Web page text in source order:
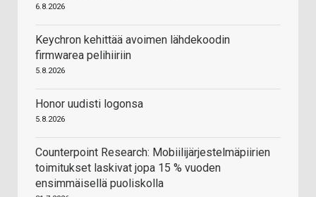
6.8.2026
Keychron kehittää avoimen lähdekoodin
firmwarea pelihiiriin
5.8.2026
Honor uudisti logonsa
5.8.2026
Counterpoint Research: Mobiilijärjestelmäpiirien
toimitukset laskivat jopa 15 % vuoden
ensimmäisellä puoliskolla